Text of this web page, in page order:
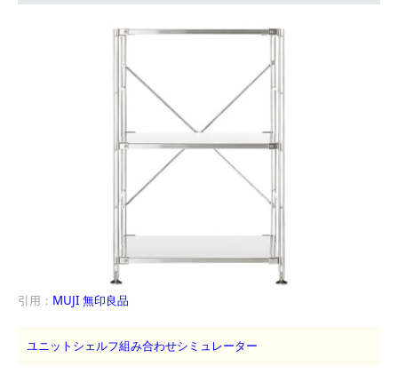
引用： MUJI 無印良品
ユニットシェルフ組み合わせシミュレーター